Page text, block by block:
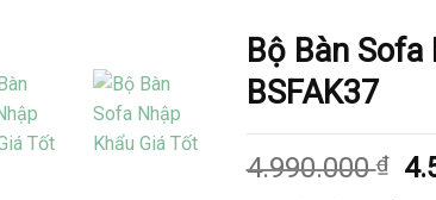
Bộ Bàn
BSFAK37
4.990.000₫